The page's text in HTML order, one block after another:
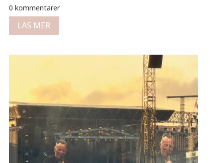
0 kommentarer
LÄS MER